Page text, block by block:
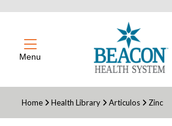
Menu
Home Health Library Articulos Zinc